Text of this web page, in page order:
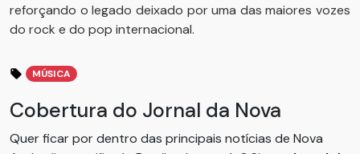
reforçando o legado deixado por uma das maiores vozes
do rock e do pop internacional.
MÚSICA
Cobertura do Jornal da Nova
Quer ficar por dentro das principais notícias de Nova